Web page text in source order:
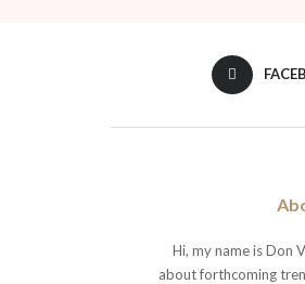
Hi, my name is Don
about forthcoming